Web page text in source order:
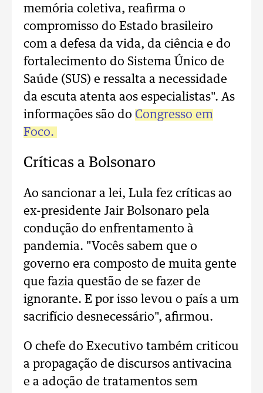
memória coletiva, reafirma o
compromisso do Estado brasileiro
com a defesa da vida, da ciência e do
fortalecimento do Sistema Único de
Saúde (SUS) e ressalta a necessidade
da escuta atenta aos especialistas". As
informações são do Congresso em
Foco.
Críticas a Bolsonaro
Ao sancionar a lei, Lula fez críticas ao
ex-presidente Jair Bolsonaro pela
condução do enfrentamento à
pandemia. "Vocês sabem que o
governo era composto de muita gente
que fazia questão de se fazer de
ignorante. E por isso levou o país a um
sacrifício desnecessário", afirmou.
O chefe do Executivo também criticou
a propagação de discursos antivacina
e a adoção de tratamentos sem